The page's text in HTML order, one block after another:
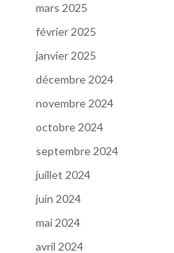
mars 2025
février 2025
janvier 2025
décembre 2024
novembre 2024
octobre 2024
septembre 2024
juillet 2024
juin 2024
mai 2024
avril 2024